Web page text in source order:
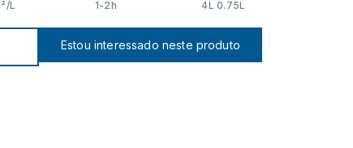
L
1-2h
4L 0.75L
Estou interessado neste produto